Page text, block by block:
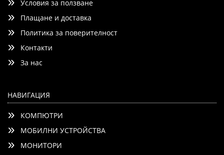
Условия за ползване
Плащане и доставка
Политика за поверителност
Контакти
За нас
НАВИГАЦИЯ
КОМПЮТРИ
МОБИЛНИ УСТРОЙСТВА
МОНИТОРИ